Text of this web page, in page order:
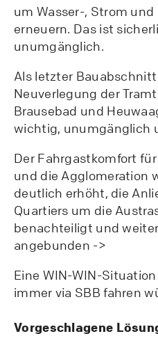
um Wasser-, Strom
erneuern. Das ist
unumgänglich.
Als letzter
Neuverlegung der
Brausebad und
wichtig, unumgänglich
Der Fahrgastkomfort
und die Agglomeration
deutlich erhöht, die
Quartiers um die
benachteiligt und
angebunden ->
Eine WIN-WIN-
immer via SBB fahren
Vorgeschlagene